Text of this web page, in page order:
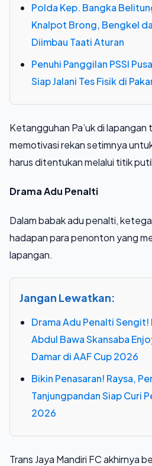
Polda Kep. Bangka
Knalpot Brong, Bengkel
Diimbau Taati Aturan
Penuhi Panggilan PSSI
Siap Jalani Tes Fisik di
Ketangguhan Pa’uk di lapangan
memotivasi rekan setimnya
harus ditentukan melalui titik
Drama Adu Penalti
Dalam babak adu penalti,
hadapan para penonton yang
lapangan.
Jangan Lewatkan:
Drama Adu Penalti Sengit!
Abdul Bawa Skansaba
Damar di AAF Cup 2026
Bikin Penasaran! Raysa,
Tanjungpandan Siap Curi
2026
Trans Jaya Mandiri FC akhirnya